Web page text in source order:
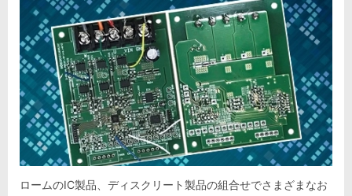
ロームのIC製品、ディスクリート製品の組合せでさまざまなお